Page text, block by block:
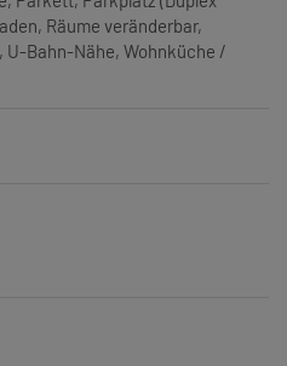
Räume veränderbar
U-Bahn-Nähe Wohnküche /